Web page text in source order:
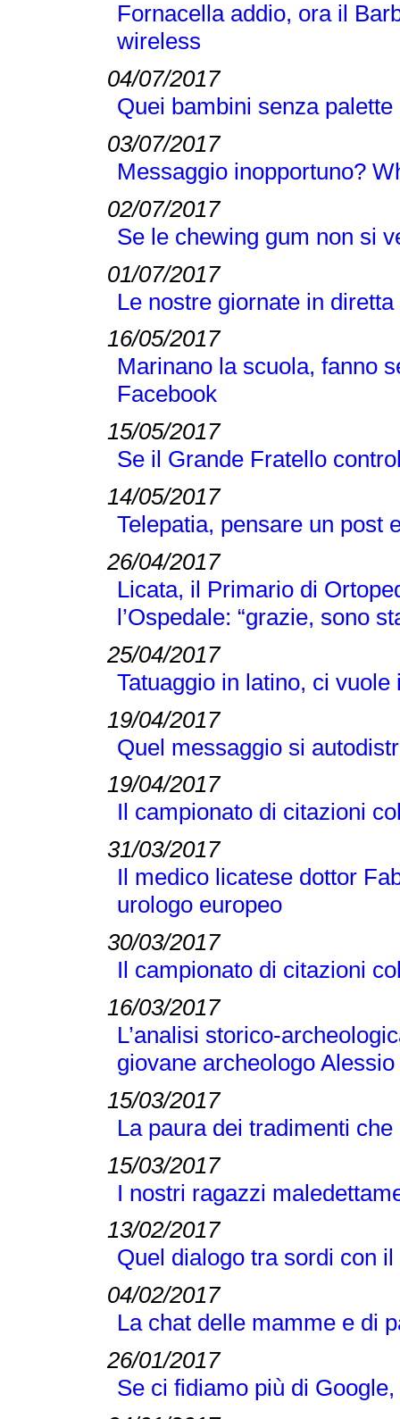
Fornacella addio, ora il
wireless
04/07/2017
Quei bambini senza
03/07/2017
Messaggio inopportuno?
02/07/2017
Se le chewing gum non si
01/07/2017
Le nostre giornate in
16/05/2017
Marinano la scuola, fanno
Facebook
15/05/2017
Se il Grande Fratello
14/05/2017
Telepatia, pensare un post
26/04/2017
Licata, il Primario di
l’Ospedale: “grazie, sono
25/04/2017
Tatuaggio in latino, ci vuole
19/04/2017
Quel messaggio si
19/04/2017
Il campionato di citazioni
31/03/2017
Il medico licatese dottor
urologo europeo
30/03/2017
Il campionato di citazioni
16/03/2017
L’analisi storico-
giovane archeologo
15/03/2017
La paura dei tradimenti
15/03/2017
I nostri ragazzi
13/02/2017
Quel dialogo tra sordi con
04/02/2017
La chat delle mamme e di
26/01/2017
Se ci fidiamo più di